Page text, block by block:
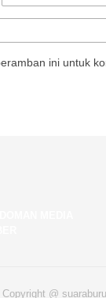
ini untuk
Copyright @